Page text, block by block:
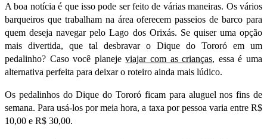
A boa notícia é que isso pode ser feito de várias maneiras. Os vários
barqueiros que trabalham na área oferecem passeios de barco para
quem deseja navegar pelo Lago dos Orixás. Se quiser uma opção
mais divertida, que tal desbravar o Dique do Tororó em um
pedalinho? Caso você planejeviajar com as crianças, essa é uma
alternativa perfeita para deixar o roteiro ainda mais lúdico.
Os pedalinhos do Dique do Tororó ficam para aluguel nos fins de
semana. Para usá-los por meia hora, a taxa por pessoa varia entre R$
10,00 e R$ 30,00.